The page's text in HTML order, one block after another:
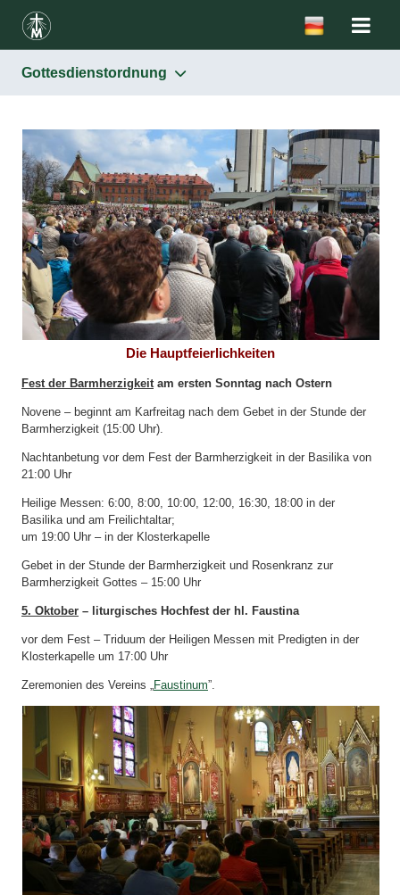
Gottesdienstordnung
Die Kapelle mit dem Gnadenbild des Barmherzigen Jesus
und mit dem Grab der hl. Schwester Faustina
Die Basilika
Die Kapelle der Ewigen Anbetung
Päpstliche Reisen
Pilger
Das Apostolat
Haus der hl. Schwester Faustina
Ausbau
Karte und Zufahrt
Kontakt
Die Hauptfeierlichkeiten
Fest der Barmherzigkeitam ersten Sonntag nach Ostern
Novene – beginnt am Karfreitag nach dem Gebet in der Stunde der
Barmherzigkeit (15:00 Uhr).
Nachtanbetung vor dem Fest der Barmherzigkeit in der Basilika von
21:00 Uhr
Heilige Messen: 6:00, 8:00, 10:00, 12:00, 16:30, 18:00 in der
Basilika und am Freilichtaltar;
um 19:00 Uhr – in der Klosterkapelle
Gebet in der Stunde der Barmherzigkeit und Rosenkranz zur
Barmherzigkeit Gottes – 15:00 Uhr
5. Oktober – liturgisches Hochfest der hl. Faustina
vor dem Fest – Triduum der Heiligen Messen mit Predigten in der
Klosterkapelle um 17:00 Uhr
Zeremonien des Vereins „Faustinum”.